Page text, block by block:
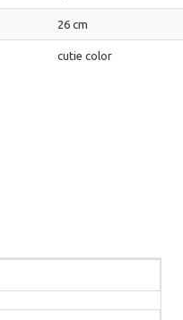
26 cm
cutie color